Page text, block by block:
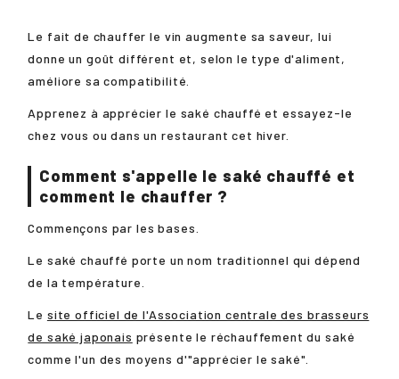
Le fait de chauffer le vin augmente sa saveur, lui
donne un goût différent et, selon le type d'aliment,
améliore sa compatibilité.
Apprenez à apprécier le saké chauffé et essayez-le
chez vous ou dans un restaurant cet hiver.
Comment s'appelle le saké chauffé et
comment le chauffer ?
Commençons par les bases.
Le saké chauffé porte un nom traditionnel qui dépend
de la température.
Le site officiel de l'Association centrale des brasseurs
de saké japonais présente le réchauffement du saké
comme l'un des moyens d'"apprécier le saké".